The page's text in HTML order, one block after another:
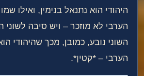
היהודי הוא נתנאל בנימין, ואילו
הערבי לא מוזכר – ויש סיבה לשוני
השוני נובע, כמובן, מכך שהיהודי
הערבי – *קטין*.